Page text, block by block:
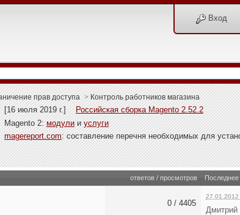
Вход
прав доступа > Контроль работников магазина
[16 июля 2019 г.]
Российская сборка Magento 2.52.2
Magento 2: модулии услуги
magereport.com: составление перечня необходимых для
ответов / просмотров
0 / 4405
27.01.2012